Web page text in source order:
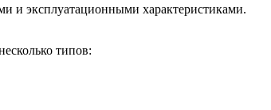
и эксплуатационными характеристиками.
типов: